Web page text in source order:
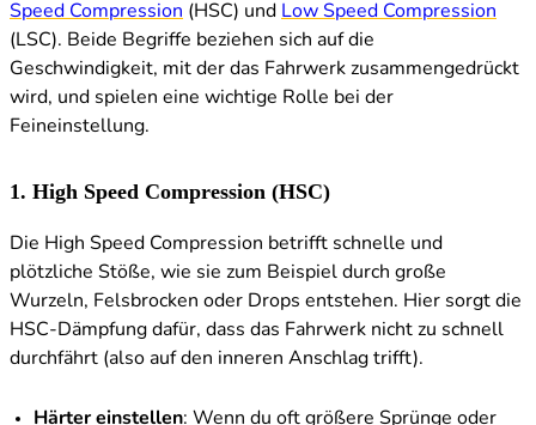
Speed Compression (HSC) und Low Speed Compression
(LSC). Beide Begriffe beziehen sich auf die
Geschwindigkeit, mit der das Fahrwerk zusammengedrückt
wird, und spielen eine wichtige Rolle bei der
Feineinstellung.
1. High Speed Compression (HSC)
Die High Speed Compression betrifft schnelle und
plötzliche Stöße, wie sie zum Beispiel durch große
Wurzeln, Felsbrocken oder Drops entstehen. Hier sorgt die
HSC-Dämpfung dafür, dass das Fahrwerk nicht zu schnell
durchfährt (also auf den inneren Anschlag trifft).
Härter einstellen: Wenn du oft größere Sprünge oder